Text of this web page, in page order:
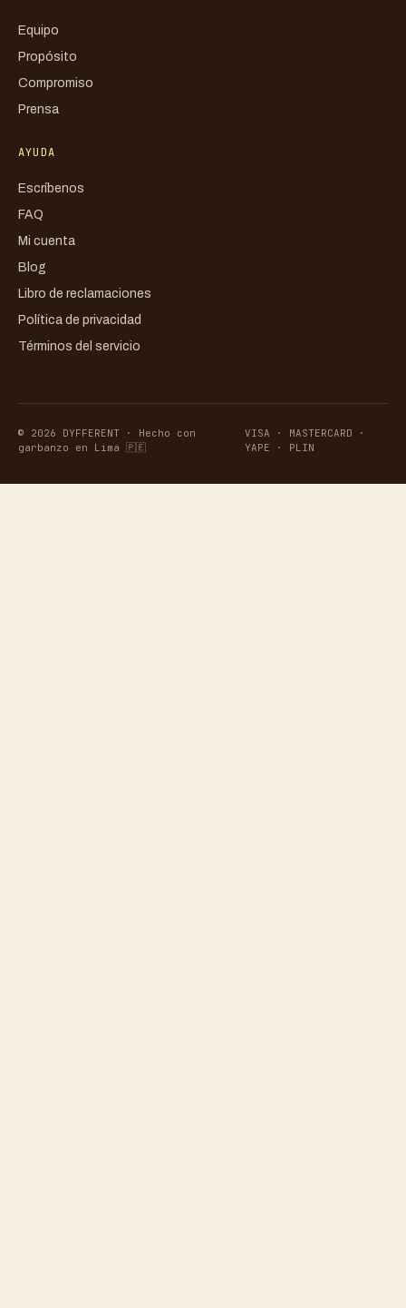
Equipo
Propósito
Compromiso
Prensa
AYUDA
Escríbenos
FAQ
Mi cuenta
Blog
Libro de reclamaciones
Política de privacidad
Términos del servicio
© 2026 DYFFERENT · Hecho con
garbanzo en Lima 🇵🇪
VISA · MASTERCARD ·
YAPE · PLIN